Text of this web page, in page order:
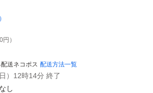
円）
送ネコポス 配送方法一覧
）12時14分 終了
し